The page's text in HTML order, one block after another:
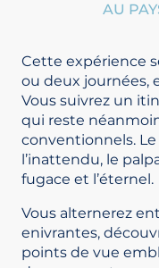
AU
Cette expérience
ou deux journées,
Vous suivrez un
qui reste
conventionnels.
l’inattendu, le
fugace et l’éternel.
Vous alternerez
enivrantes,
points de vue